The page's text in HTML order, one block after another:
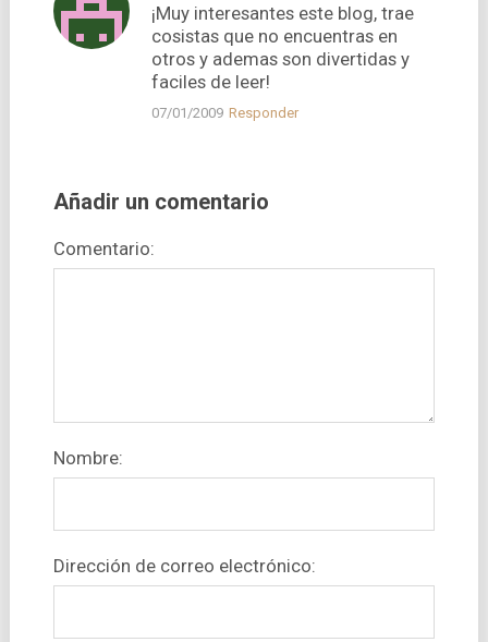
¡Muy interesantes este blog, trae
cosistas que no encuentras en
otros y ademas son divertidas y
faciles de leer!
07/01/2009 Responder
Añadir un comentario
Comentario:
Nombre:
Dirección de correo electrónico: